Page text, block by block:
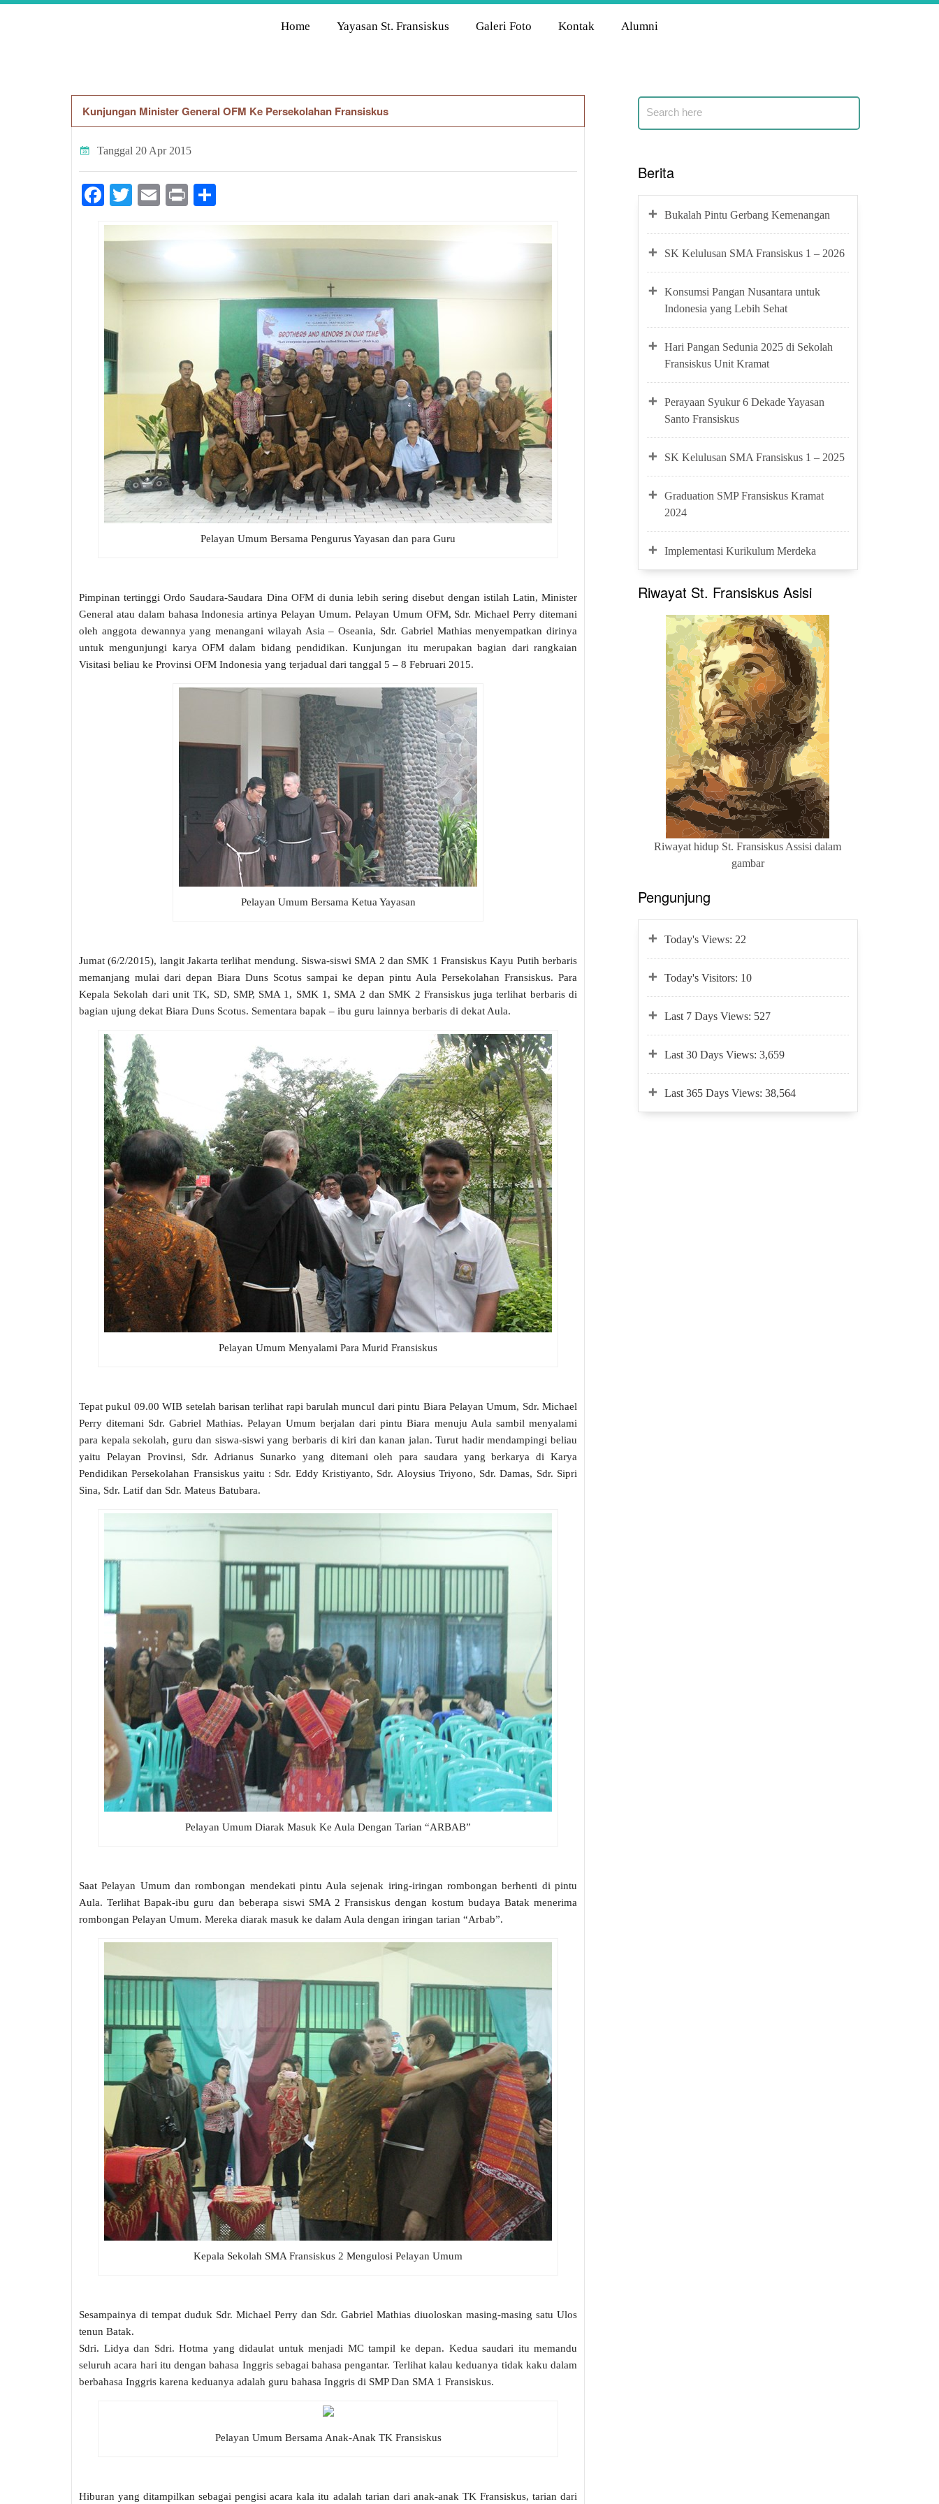
Home Yayasan St. Fransiskus Galeri Foto Kontak Alumni
Kunjungan Minister General OFM Ke Persekolahan Fransiskus
Tanggal 20 Apr 2015
Facebook
TwitterEmail
Print
Pelayan Umum Bersama Pengurus Yayasan dan para Guru
Pimpinan tertinggi Ordo Saudara-Saudara Dina OFM di dunia lebih sering disebut dengan istilah Latin, Minister
General atau dalam bahasa Indonesia artinya Pelayan Umum. Pelayan Umum OFM, Sdr. Michael Perry ditemani
oleh anggota dewannya yang menangani wilayah Asia – Oseania, Sdr. Gabriel Mathias menyempatkan dirinya
untuk mengunjungi karya OFM dalam bidang pendidikan. Kunjungan itu merupakan bagian dari rangkaian
Visitasi beliau ke Provinsi OFM Indonesia yang terjadual dari tanggal 5 – 8 Februari 2015.
Pelayan Umum Bersama Ketua Yayasan
Jumat (6/2/2015), langit Jakarta terlihat mendung. Siswa-siswi SMA 2 dan SMK 1 Fransiskus Kayu Putih berbaris
memanjang mulai dari depan Biara Duns Scotus sampai ke depan pintu Aula Persekolahan Fransiskus. Para
Kepala Sekolah dari unit TK, SD, SMP, SMA 1, SMK 1, SMA 2 dan SMK 2 Fransiskus juga terlihat berbaris di
bagian ujung dekat Biara Duns Scotus. Sementara bapak – ibu guru lainnya berbaris di dekat Aula.
Pelayan Umum Menyalami Para Murid Fransiskus
Tepat pukul 09.00 WIB setelah barisan terlihat rapi barulah muncul dari pintu Biara Pelayan Umum, Sdr. Michael
Perry ditemani Sdr. Gabriel Mathias. Pelayan Umum berjalan dari pintu Biara menuju Aula sambil menyalami
para kepala sekolah, guru dan siswa-siswi yang berbaris di kiri dan kanan jalan. Turut hadir mendampingi beliau
yaitu Pelayan Provinsi, Sdr. Adrianus Sunarko yang ditemani oleh para saudara yang berkarya di Karya
Pendidikan Persekolahan Fransiskus yaitu : Sdr. Eddy Kristiyanto, Sdr. Aloysius Triyono, Sdr. Damas, Sdr. Sipri
Sina, Sdr. Latif dan Sdr. Mateus Batubara.
Pelayan Umum Diarak Masuk Ke Aula Dengan Tarian “ARBAB”
Saat Pelayan Umum dan rombongan mendekati pintu Aula sejenak iring-iringan rombongan berhenti di pintu
Aula. Terlihat Bapak-ibu guru dan beberapa siswi SMA 2 Fransiskus dengan kostum budaya Batak menerima
rombongan Pelayan Umum. Mereka diarak masuk ke dalam Aula dengan iringan tarian “Arbab”.
Kepala Sekolah SMA Fransiskus 2 Mengulosi Pelayan Umum
Sesampainya di tempat duduk Sdr. Michael Perry dan Sdr. Gabriel Mathias diuoloskan masing-masing satu Ulos
tenun Batak.
Sdri. Lidya dan Sdri. Hotma yang didaulat untuk menjadi MC tampil ke depan. Kedua saudari itu memandu
seluruh acara hari itu dengan bahasa Inggris sebagai bahasa pengantar. Terlihat kalau keduanya tidak kaku dalam
berbahasa Inggris karena keduanya adalah guru bahasa Inggris di SMP Dan SMA 1 Fransiskus.
Pelayan Umum Bersama Anak-Anak TK Fransiskus
Hiburan yang ditampilkan sebagai pengisi acara kala itu adalah tarian dari anak-anak TK Fransiskus, tarian dari
Berita
Bukalah Pintu Gerbang Kemenangan
SK Kelulusan SMA Fransiskus 1 – 2026
Konsumsi Pangan Nusantara untuk
Indonesia yang Lebih Sehat
Hari Pangan Sedunia 2025 di Sekolah
Fransiskus Unit Kramat
Perayaan Syukur 6 Dekade Yayasan
Santo Fransiskus
SK Kelulusan SMA Fransiskus 1 – 2025
Graduation SMP Fransiskus Kramat
2024
Implementasi Kurikulum Merdeka
Riwayat St. Fransiskus Asisi
Riwayat hidup St. Fransiskus Assisi dalam
gambar
Pengunjung
Today's Views: 22
Today's Visitors: 10
Last 7 Days Views: 527
Last 30 Days Views:3,659
Last 365 Days Views:38,564